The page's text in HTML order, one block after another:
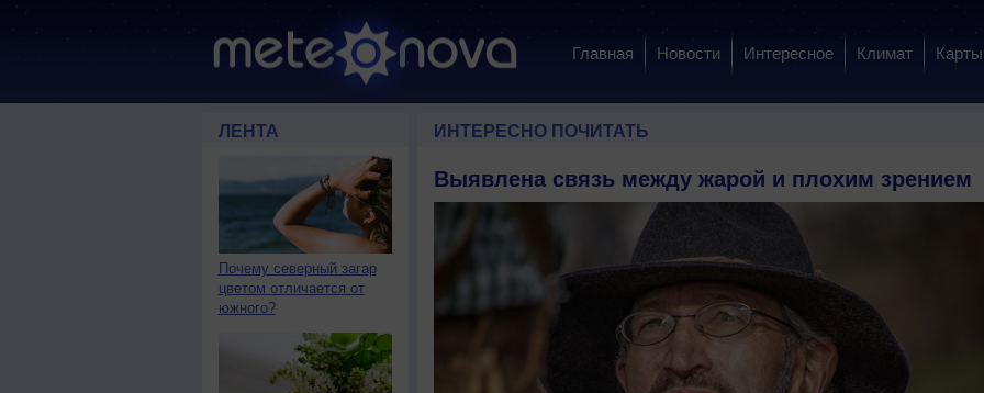
Главная Новости Интересное Климат Карты
ЛЕНТА
Почему северный загар
цветом отличается от
южного?
ИНТЕРЕСНО ПОЧИТАТЬ
Выявлена связь между жарой и плохим зрением